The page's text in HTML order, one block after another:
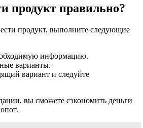
продукт правильно?
продукт, выполните следующие
информацию.
варианты.
вариант и следуйте
вы сможете сэкономить деньги